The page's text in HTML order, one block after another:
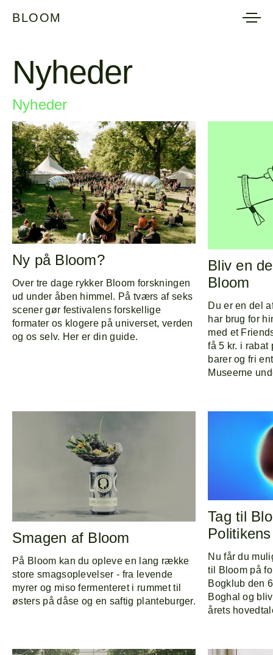
BLOOM
Nyheder
Nyheder
Alle
Nyheder
Information
Program
Pop-ups
Tema
Ny på Bloom?
Over tre dage rykker Bloom forskningen
ud under åben himmel. På tværs af seks
scener gør festivalens forskellige
formater os klogere på universet, verden
og os selv. Her er din guide.
Bliv en
Bloom
Du er en del
har brug for
med et
få 5 kr. i rabat
barer og fri
Museerne
Smagen af Bloom
På Bloom kan du opleve en lang række
store smagsoplevelser - fra levende
myrer og miso fermenteret i rummet til
østers på dåse og en saftig planteburger.
Tag til
Nu får du
til Bloom på
Bogklub den
Boghal og
årets